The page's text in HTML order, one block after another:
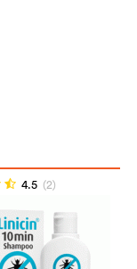
4.5 (2)